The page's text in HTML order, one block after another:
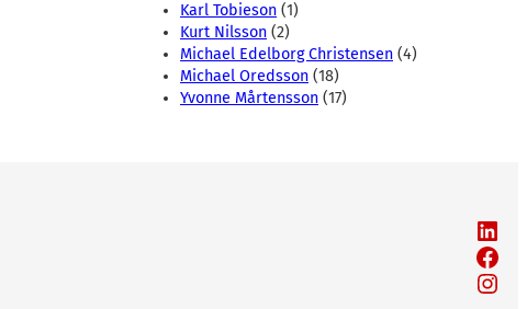
Karl Tobieson (1)
Kurt Nilsson (2)
Michael Edelborg Christensen (4)
Michael Oredsson (18)
Yvonne Mårtensson (17)
LinkedIn
Facebook
Instagram